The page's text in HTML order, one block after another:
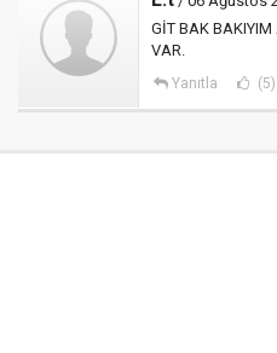
GİT BAK
VAR.
Yanıtla (5)